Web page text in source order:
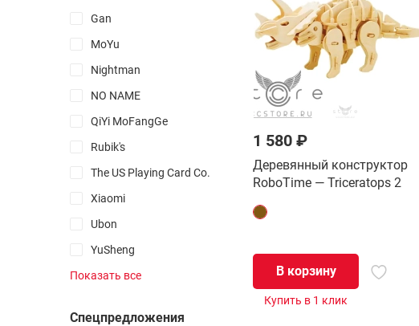
Йо-Йо
Пенспиннинг
Неокубы
Кендамы
Антистрессы
Поп Ит
Симпл Димпл
Фиджет кубы
Gan
MoYu
Nightman
NO NAME
QiYi MoFangGe
Rubik's
The US Playing Card Co.
Xiaomi
Ubon
YuSheng
Ugears
Показать все
Спецпредложения
1 580 ₽
Деревянный конструктор
RoboTime — Triceratops 2
В корзину
Купить в 1 клик